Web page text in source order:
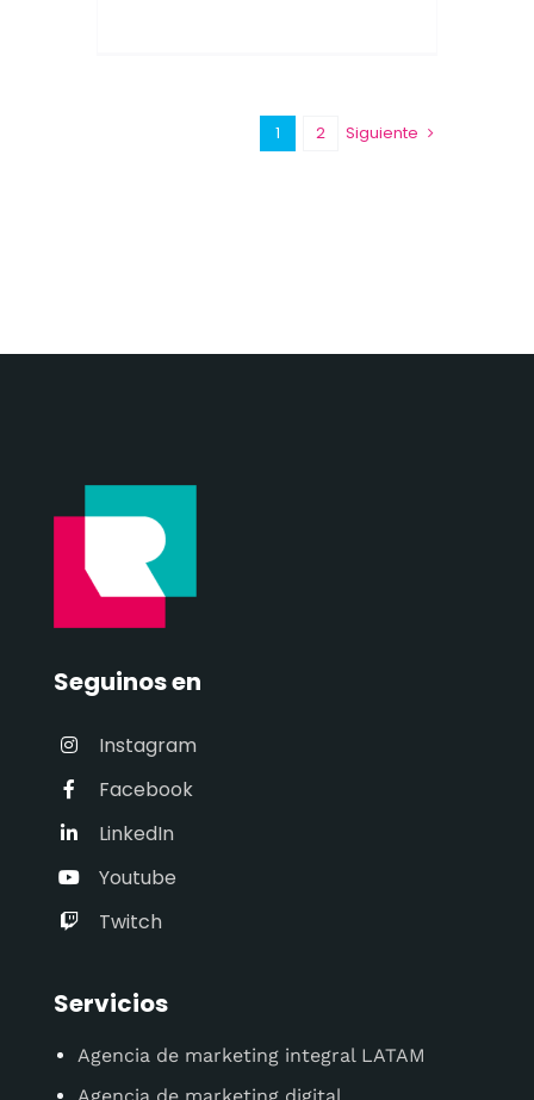
1 2 Siguiente
Seguinos en
Instagram
Facebook
LinkedIn
Youtube
Twitch
Servicios
Agencia de marketing integral LATAM
Agencia de marketing digital